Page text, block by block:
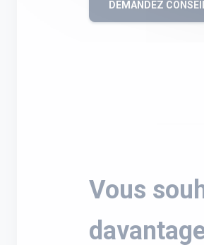
DEMANDEZ
Vous